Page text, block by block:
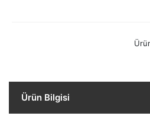
Ürün Bilgisi